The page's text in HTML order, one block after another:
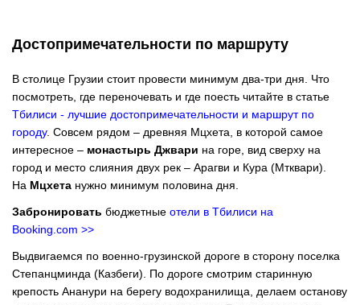
Достопримечательности по маршруту
В столице Грузии стоит провести минимум два-три дня. Что
посмотреть, где переночевать и где поесть читайте в статье
Тбилиси - лучшие достопримечательности и маршрут по
городу. Совсем рядом – древняя Мцхета, в которой самое
интересное – монастырь Джвари на горе, вид сверху на
город и место слияния двух рек – Арагви и Кура (Мтквари).
На Мцхета нужно минимум половина дня.
Забронировать бюджетные отели в Тбилиси на
Booking.com >>
Выдвигаемся по военно-грузинской дороге в сторону поселка
Степанцминда (Казбеги). По дороге смотрим старинную
крепость Ананури на берегу водохранилища, делаем останову